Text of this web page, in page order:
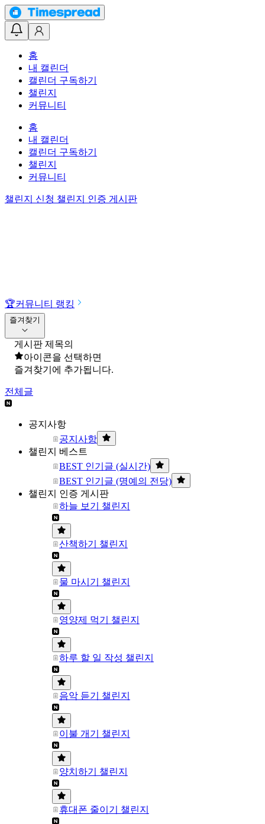
홈
내 캘린더
캘린더 구독하기
챌린지
커뮤니티
홈
내 캘린더
캘린더 구독하기
챌린지
커뮤니티
챌린지 신청 챌린지 인증 게시판
🏆커뮤니티 랭킹
즐겨찾기
게시판 제목의
아이콘을 선택하면
즐겨찾기에 추가됩니다.
전체글
공지사항
공지사항
챌린지 베스트
BEST 인기글 (실시간)
BEST 인기글 (명예의 전당)
챌린지 인증 게시판
하늘 보기 챌린지
산책하기 챌린지
물 마시기 챌린지
영양제 먹기 챌린지
하루 할 일 작성 챌린지
음악 듣기 챌린지
이불 개기 챌린지
양치하기 챌린지
휴대폰 줄이기 챌린지